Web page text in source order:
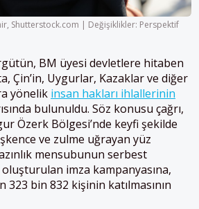
Shutterstock.com | Değişiklikler: Perspektif
BM üyesi devletlere hitaben
Çin’in, Uygurlar, Kazaklar ve diğer
yönelik insan hakları ihlallerinin
bulunuldu. Söz konusu çağrı,
Özerk Bölgesi’nde keyfi şekilde
ve zulme uğrayan yüz
mensubunun serbest
oluşturulan imza kampanyasına,
323 bin 832 kişinin katılmasının